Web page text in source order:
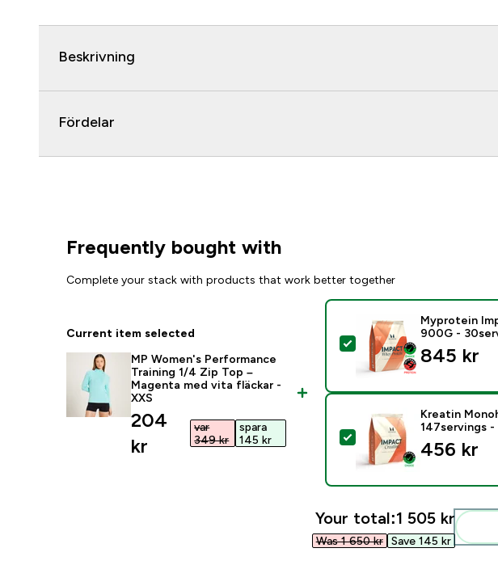
Beskrivning
Fördelar
Frequently bought with
Complete your stack with products that work better together
Current item selected
MP Women's Performance
Training 1/4 Zip Top –
Magenta med vita fläckar -
XXS
discounted price
204
kr‎
var
349 kr‎
spara
145 kr‎
Select this product -
Myprotein
900G -
845 kr‎
Select this product -
Kreatin
147servings
456 kr‎
Your total:1 505 kr‎
Was 1 650 kr‎ Save 145 kr‎